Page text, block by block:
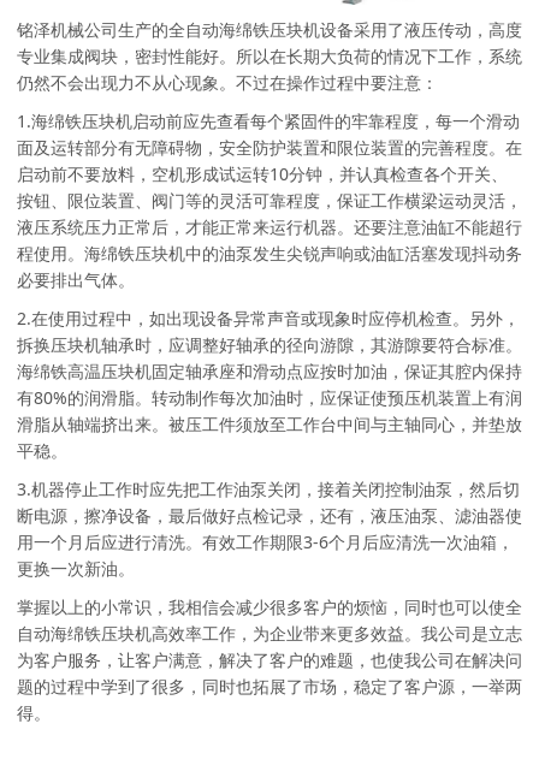
铭泽机械公司生产的全自动海绵铁压块机设备采用了液压传动，高度
专业集成阀块，密封性能好。所以在长期大负荷的情况下工作，系统
仍然不会出现力不从心现象。不过在操作过程中要注意：
1.海绵铁压块机启动前应先查看每个紧固件的牢靠程度，每一个滑动
面及运转部分有无障碍物，安全防护装置和限位装置的完善程度。在
启动前不要放料，空机形成试运转10分钟，并认真检查各个开关、
按钮、限位装置、阀门等的灵活可靠程度，保证工作横梁运动灵活，
液压系统压力正常后，才能正常来运行机器。还要注意油缸不能超行
程使用。海绵铁压块机中的油泵发生尖锐声响或油缸活塞发现抖动务
必要排出气体。
2.在使用过程中，如出现设备异常声音或现象时应停机检查。另外，
拆换压块机轴承时，应调整好轴承的径向游隙，其游隙要符合标准。
海绵铁高温压块机固定轴承座和滑动点应按时加油，保证其腔内保持
有80%的润滑脂。转动制作每次加油时，应保证使预压机装置上有润
滑脂从轴端挤出来。被压工件须放至工作台中间与主轴同心，并垫放
平稳。
3.机器停止工作时应先把工作油泵关闭，接着关闭控制油泵，然后切
断电源，擦净设备，最后做好点检记录，还有，液压油泵、滤油器使
用一个月后应进行清洗。有效工作期限3-6个月后应清洗一次油箱，
更换一次新油。
掌握以上的小常识，我相信会减少很多客户的烦恼，同时也可以使全
自动海绵铁压块机高效率工作，为企业带来更多效益。我公司是立志
为客户服务，让客户满意，解决了客户的难题，也使我公司在解决问
题的过程中学到了很多，同时也拓展了市场，稳定了客户源，一举两
得。